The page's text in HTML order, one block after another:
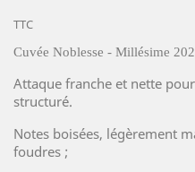
TTC
Cuvée Noblesse - Millésime
Attaque franche et nette
structuré.
Notes boisées, légèrement
foudres ;